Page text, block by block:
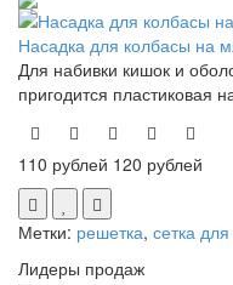
Насадка для колбасы на
Для набивки кишок и
пригодится пластиковая
110 рублей 120 рублей
Метки: решетка, сетка
Лидеры продаж